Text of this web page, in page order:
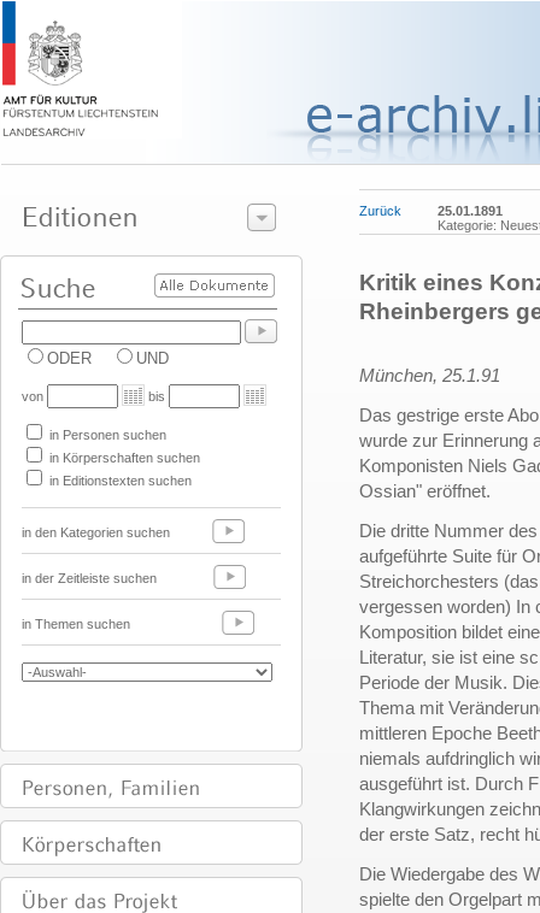
ODER UND
von bis
in Personen suchen
in Körperschaften suchen
in Editionstexten suchen
in den Kategorien suchen
in der Zeitleiste suchen
in Themen suchen
Zurück
25.01.1891
Kategorie:
Kritik eines
Rheinbergers
München, 25.1.91
Das gestrige erste
wurde zur Erinnerung
Komponisten Niels
Ossian" eröffnet.
Die dritte Nummer
aufgeführte Suite für
Streichorchesters
vergessen worden) In
Komposition bildet
Literatur, sie ist eine
Periode der Musik.
Thema mit
mittleren Epoche
niemals aufdringlich
ausgeführt ist. Durch
Klangwirkungen
der erste Satz, recht
Die Wiedergabe des
spielte den Orgelpart